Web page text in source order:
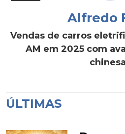
Alfredo
Vendas de carros
AM em 2025 com
ÚLTIMAS